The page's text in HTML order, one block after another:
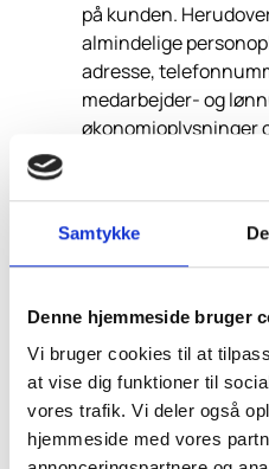
Samtykke
Denne hjemmeside bruger
Vi bruger cookies til at
at vise dig funktioner til
vores trafik. Vi deler også
hjemmeside med vores
på kunden.
almindelige
adresse,
medarbejder- og
økonomioplysninger
Oplysninger om
potentielle retssager
6.2 Til hvilke
indsamles
og